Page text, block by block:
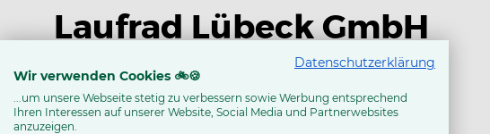
Laufrad Lübeck GmbH
Im Gleisdreieck 12
23566 Lübeck
laufrad-gleisdreieck (at) freenet.de
Datenschutzerklärung
Wir verwenden Cookies 🚲🍪
...um unsere Webseite stetig zu verbessern sowie Werbung entsprechend
Ihren Interessen auf unserer Website, Social Media und Partnerwebsites
anzuzeigen.